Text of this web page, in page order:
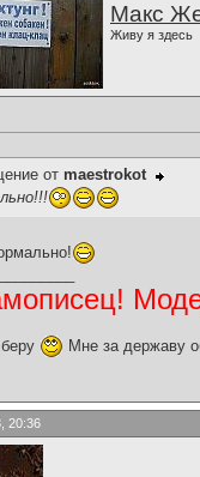
Макс
Живу я здесь
от maestrokot
Мне за державу
20:36